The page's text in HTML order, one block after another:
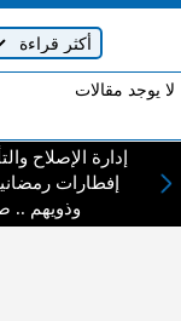
لا يوجد مقالات
إدارة الإصلاح
إفطارات
وذويهم ..
لا مانع من الإقتباس